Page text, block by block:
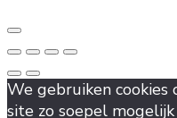
We gebruiken
site zo soepel